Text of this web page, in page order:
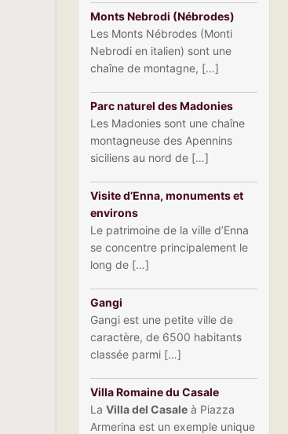
Monts Nebrodi (Nébrodes)
Les Monts Nébrodes (Monti
Nebrodi en italien) sont une
chaîne de montagne, […]
Parc naturel des Madonies
Les Madonies sont une chaîne
montagneuse des Apennins
siciliens au nord de […]
Visite d’Enna, monuments et
environs
Le patrimoine de la ville d’Enna
se concentre principalement le
long de […]
Gangi
Gangi est une petite ville de
caractère, de 6500 habitants
classée parmi […]
Villa Romaine du Casale
LaVilla del Casale à Piazza
Armerina est un exemple unique